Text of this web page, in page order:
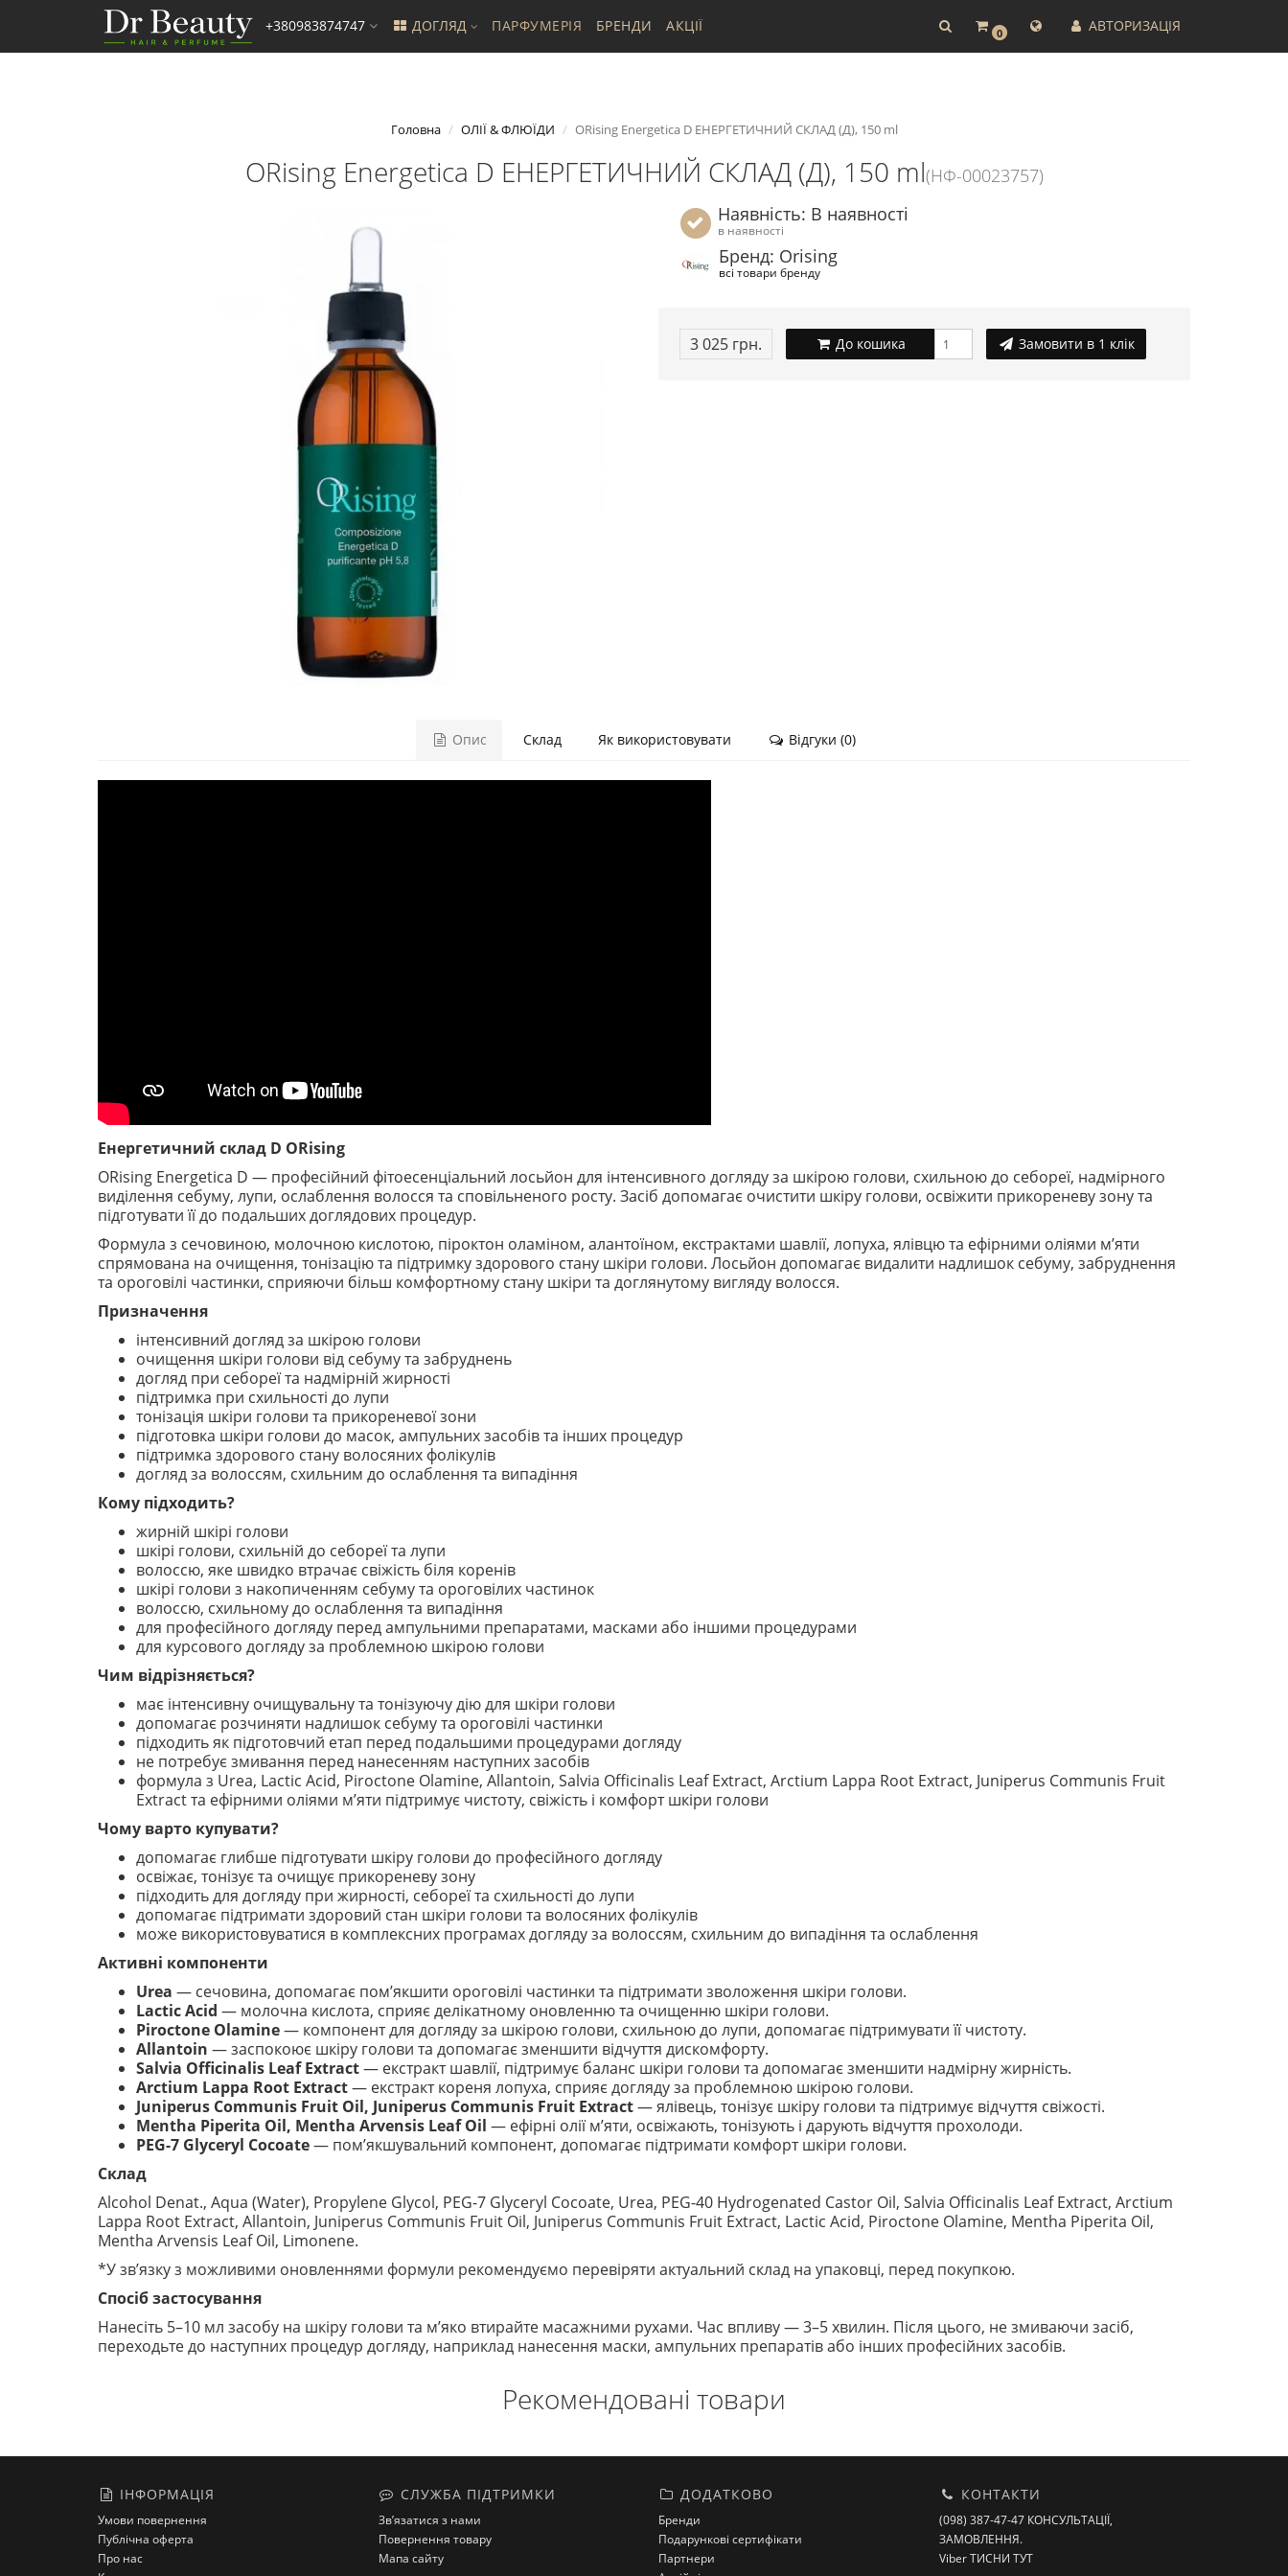
0 АВТОРИЗАЦІЯ
+380983874747 ДОГЛЯД ПАРФУМЕРІЯ БРЕНДИ АКЦІЇ
Головна ОЛІЇ & ФЛЮЇДИ ORising Energetica D ЕНЕРГЕТИЧНИЙ СКЛАД (Д), 150 ml
ORising Energetica D ЕНЕРГЕТИЧНИЙ СКЛАД (Д), 150 ml(НФ-00023757)
Наявність: В наявності
в наявності
Бренд: Orising
всі товари бренду
3 025 грн. До кошика Замовити в 1 клік
Опис Склад Як використовувати Відгуки (0)
Енергетичний склад D ORising
ORising Energetica D — професійний фітоесенціальний лосьйон для інтенсивного догляду за шкірою голови, схильною до себореї, надмірного
виділення себуму, лупи, ослаблення волосся та сповільненого росту. Засіб допомагає очистити шкіру голови, освіжити прикореневу зону та
підготувати її до подальших доглядових процедур.
Формула з сечовиною, молочною кислотою, піроктон оламіном, алантоїном, екстрактами шавлії, лопуха, ялівцю та ефірними оліями м’яти
спрямована на очищення, тонізацію та підтримку здорового стану шкіри голови. Лосьйон допомагає видалити надлишок себуму, забруднення
та ороговілі частинки, сприяючи більш комфортному стану шкіри та доглянутому вигляду волосся.
Призначення
інтенсивний догляд за шкірою голови
очищення шкіри голови від себуму та забруднень
догляд при себореї та надмірній жирності
підтримка при схильності до лупи
тонізація шкіри голови та прикореневої зони
підготовка шкіри голови до масок, ампульних засобів та інших процедур
підтримка здорового стану волосяних фолікулів
догляд за волоссям, схильним до ослаблення та випадіння
Кому підходить?
жирній шкірі голови
шкірі голови, схильній до себореї та лупи
волоссю, яке швидко втрачає свіжість біля коренів
шкірі голови з накопиченням себуму та ороговілих частинок
волоссю, схильному до ослаблення та випадіння
для професійного догляду перед ампульними препаратами, масками або іншими процедурами
для курсового догляду за проблемною шкірою голови
Чим відрізняється?
має інтенсивну очищувальну та тонізуючу дію для шкіри голови
допомагає розчиняти надлишок себуму та ороговілі частинки
підходить як підготовчий етап перед подальшими процедурами догляду
не потребує змивання перед нанесенням наступних засобів
формула з Urea, Lactic Acid, Piroctone Olamine, Allantoin, Salvia Officinalis Leaf Extract, Arctium Lappa Root Extract, Juniperus Communis Fruit
Extract та ефірними оліями м’яти підтримує чистоту, свіжість і комфорт шкіри голови
Чому варто купувати?
допомагає глибше підготувати шкіру голови до професійного догляду
освіжає, тонізує та очищує прикореневу зону
підходить для догляду при жирності, себореї та схильності до лупи
допомагає підтримати здоровий стан шкіри голови та волосяних фолікулів
може використовуватися в комплексних програмах догляду за волоссям, схильним до випадіння та ослаблення
Активні компоненти
Urea — сечовина, допомагає пом’якшити ороговілі частинки та підтримати зволоження шкіри голови.
Lactic Acid — молочна кислота, сприяє делікатному оновленню та очищенню шкіри голови.
Piroctone Olamine— компонент для догляду за шкірою голови, схильною до лупи, допомагає підтримувати її чистоту.
Allantoin — заспокоює шкіру голови та допомагає зменшити відчуття дискомфорту.
Salvia Officinalis Leaf Extract— екстракт шавлії, підтримує баланс шкіри голови та допомагає зменшити надмірну жирність.
Arctium Lappa Root Extract— екстракт кореня лопуха, сприяє догляду за проблемною шкірою голови.
Juniperus Communis Fruit Oil, Juniperus Communis Fruit Extract— ялівець, тонізує шкіру голови та підтримує відчуття свіжості.
Mentha Piperita Oil, Mentha Arvensis Leaf Oil — ефірні олії м’яти, освіжають, тонізують і дарують відчуття прохолоди.
PEG-7 Glyceryl Cocoate— пом’якшувальний компонент, допомагає підтримати комфорт шкіри голови.
Склад
Alcohol Denat., Aqua (Water), Propylene Glycol, PEG-7 Glyceryl Cocoate, Urea, PEG-40 Hydrogenated Castor Oil, Salvia Officinalis Leaf Extract, Arctium
Lappa Root Extract, Allantoin, Juniperus Communis Fruit Oil, Juniperus Communis Fruit Extract, Lactic Acid, Piroctone Olamine, Mentha Piperita Oil,
Mentha Arvensis Leaf Oil, Limonene.
*У зв’язку з можливими оновленнями формули рекомендуємо перевіряти актуальний склад на упаковці, перед покупкою.
Спосіб застосування
Нанесіть 5–10 мл засобу на шкіру голови та м’яко втирайте масажними рухами. Час впливу — 3–5 хвилин. Після цього, не змиваючи засіб,
переходьте до наступних процедур догляду, наприклад нанесення маски, ампульних препаратів або інших професійних засобів.
Рекомендовані товари
ІНФОРМАЦІЯ
Умови повернення
Публічна оферта
Про нас
СЛУЖБА ПІДТРИМКИ
Зв’язатися з нами
Повернення товару
Мапа сайту
ДОДАТКОВО
Бренди
Подарункові сертифікати
Партнери
КОНТАКТИ
(098) 387-47-47 КОНСУЛЬТАЦІЇ,
ЗАМОВЛЕННЯ.
Viber ТИСНИ ТУТ